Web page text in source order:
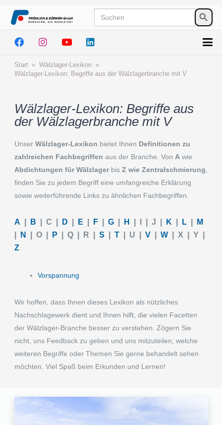
Search
for:
Start » Wälzla­­ger-Lexikon »
Wälzla­­ger-Lexikon: Begriffe aus der Wälzla­ger­bran­che mit V
Wälzla­­ger-Lexikon: Begriffe aus
der Wälzla­ger­bran­che mit V
Unser Wälzla­­ger-Lexikon bietet Ihnen Defini­tio­nen zu
zahlrei­chen Fachbe­grif­fen aus der Branche. Von Awie
Abdich­tun­gen für Wälzla­gerbis Z wie Zentral­schmie­rung
finden Sie zu jedem Begriff eine umfang­rei­che Erklä­rung
sowie weiter­füh­rende Links zu ähnli­chen Fachbegriffen.
A B | C | D E F| G| H | I | J | K L|
M
N | O | P | Q | R | S T| U | V| W| X | Y |
Z
Vorspan­nung
Wir hoffen, dass Ihnen dieses Lexikon als nützli­ches
Nachschla­ge­werk dient und Ihnen hilft, die vielen Facet­ten
der Wälzla­­ger-Branche besser zu verste­hen. Zögern Sie
nicht, uns Feedback zu geben und uns mitzu­tei­len, welche
weite­ren Begriffe oder Themen Sie gerne behan­delt sehen
möchten. Viel Spaß beim Erkun­den und Lernen!